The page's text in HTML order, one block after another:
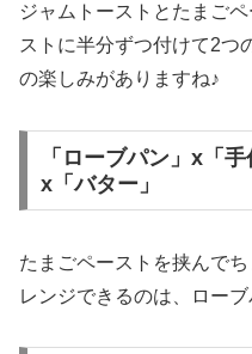
ジャムトーストとたまご
ストに半分ずつ付けて2つ
の楽しみがありますね♪
「ローブパン」x「
x「バター」
たまごペーストを挟んで
レンジできるのは、ロー